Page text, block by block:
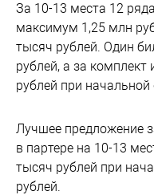
За 10-13 места 12
максимум 1,25 млн
тысяч рублей. Один
рублей, а за комплект
рублей при
Лучшее предложение
в партере на 10-13
тысяч рублей при
рублей.